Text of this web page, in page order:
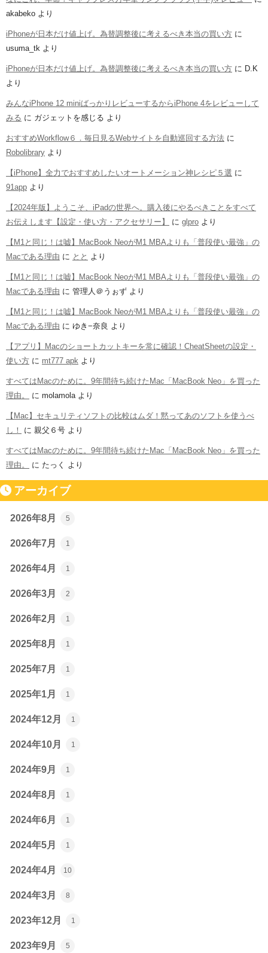
akabeko より
iPhoneが日本だけ値上げ。為替調整後に考えるべき本当の買い方 に
usuma_tk より
iPhoneが日本だけ値上げ。為替調整後に考えるべき本当の買い方 に D.K
より
みんなiPhone 12 miniばっかりレビューするからiPhone 4をレビューして
みる に ガジェットを感じる より
おすすめWorkflow６．毎日見るWebサイトを自動巡回する方法 に
Robolibrary より
【iPhone】全力でおすすめしたいオートメーション神レシピ５選 に
91app より
【2024年版】ようこそ、iPadの世界へ。購入後にやるべきことをすべて
お伝えします【設定・使い方・アクセサリー】
に glpro より
【M1と同じ！は嘘】MacBook NeoがM1 MBAよりも「普段使い最強」の
Macである理由 に とと より
【M1と同じ！は嘘】MacBook NeoがM1 MBAよりも「普段使い最強」の
Macである理由 に 管理人＠うぉず より
【M1と同じ！は嘘】MacBook NeoがM1 MBAよりも「普段使い最強」の
Macである理由 に ゆき−奈良 より
【アプリ】Macのショートカットキーを常に確認！CheatSheetの設定・
使い方 に mt777 apk より
すべてはMacのために。9年間待ち続けたMac「MacBook Neo」を買った
理由。
に molamola より
【Mac】セキュリティソフトの比較はムダ！黙ってあのソフトを使うべ
し！
に 親父６号 より
すべてはMacのために。9年間待ち続けたMac「MacBook Neo」を買った
理由。
に たっく より
アーカイブ
2026年8月 5
2026年7月 1
2026年4月 1
2026年3月 2
2026年2月 1
2025年8月 1
2025年7月 1
2025年1月 1
2024年12月 1
2024年10月 1
2024年9月 1
2024年8月 1
2024年6月 1
2024年5月 1
2024年4月 10
2024年3月 8
2023年12月 1
2023年9月 5